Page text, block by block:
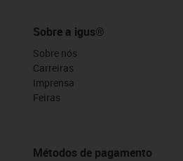
Sobre a igus®
Sobre nós
Carreiras
Imprensa
Feiras
Métodos de pagamento